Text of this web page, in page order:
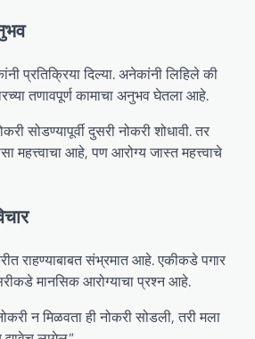
प्रतिक्रिया दिल्या. अनेकांनी लिहिले की
तणावपूर्ण कामाचा अनुभव घेतला आहे.
सोडण्यापूर्वी दुसरी नोकरी शोधावी. तर
महत्त्वाचा आहे, पण आरोग्य जास्त महत्त्वाचे
राहण्याबाबत संभ्रमात आहे. एकीकडे पगार
मानसिक आरोग्याचा प्रश्न आहे.
न मिळवता ही नोकरी सोडली, तरी मला